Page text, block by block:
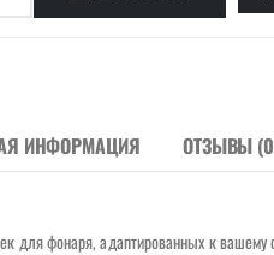
ИНФОРМАЦИЯ ОТЗЫВЫ
для фонаря, адаптированных к